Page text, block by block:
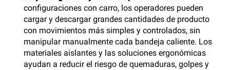
configuraciones con carro, los operadores pueden
cargar y descargar grandes cantidades de producto
con movimientos más simples y controlados, sin
manipular manualmente cada bandeja caliente. Los
materiales aislantes y las soluciones ergonómicas
ayudan a reducir el riesgo de quemaduras, golpes y